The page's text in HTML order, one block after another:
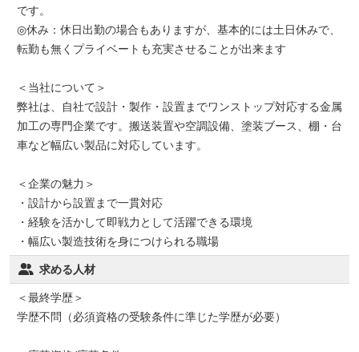
です。
◎休み：休日出勤の場合もありますが、基本的には土日休みで、
転勤も無くプライベートも充実させることが出来ます
＜当社について＞
弊社は、自社で設計・製作・設置までワンストップ対応する金属
加工の専門企業です。搬送装置や空調設備、塗装ブース、棚・台
車など幅広い製品に対応しています。
＜企業の魅力＞
・設計から設置まで一貫対応
・経験を活かして即戦力として活躍できる環境
・幅広い製造技術を身につけられる職場
求める人材
＜最終学歴＞
学歴不問（必須資格の受験条件に準じた学歴が必要）